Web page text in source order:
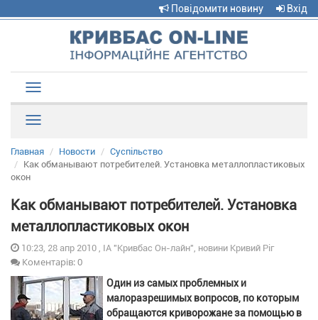
Повідомити новину Вхід
navigation
Главная Новости
Суспільство
Как обманывают потребителей. Установка металлопластиковых
окон
Как обманывают потребителей. Установка
металлопластиковых окон
10:23, 28 апр 2010 , ІА "Кривбас Он-лайн", новини Кривий Ріг
Коментарів: 0
Один из самых проблемных и
малоразрешимых вопросов, по которым
обращаются криворожане за помощью в